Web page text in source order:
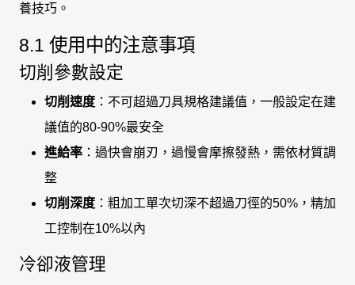
養技巧。
8.1 使用中的注意事項
切削參數設定
切削速度 ：不可超過刀具規格建議值，一般設定在建
議值的80-90%最安全
進給率 ：過快會崩刃，過慢會摩擦發熱，需依材質調
整
切削深度 ：粗加工單次切深不超過刀徑的50%，精加
工控制在10%以內
冷卻液管理